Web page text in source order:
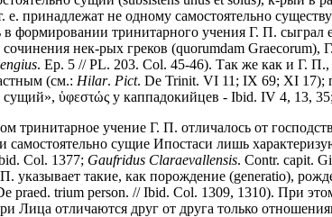
е. принадлежат не одному самостоятельно
формировании тринитарного учения Г. П.
нек-рых греков (quorumdam Graecorum),
. Ep. 5 // PL. 203. Col. 45-46). Так же как и Г.
(см.: Hilar. Pict. De Trinit. VI 11; IX 69; XI 17);
сущий», ὑφεστώς у каппадокийцев - Ibid. IV 4, 13,
тринитарное учение Г. П. отличалось от
самостоятельно сущие Ипостаси лишь
Col. 1377; Gaufridus Claraevallensis. Contr. capit.
указывает такие, как порождение (generatio),
praed. trium person. // Ibid. Col. 1309, 1310). При
Лица отличаются друг от друга только